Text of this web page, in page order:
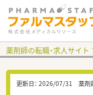
薬剤師の転職・求人サイ
更新日： 2026/07/31 薬剤